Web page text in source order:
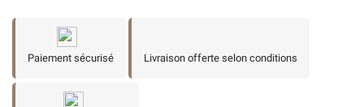
Paiement sécurisé Livraison offerte selon conditions